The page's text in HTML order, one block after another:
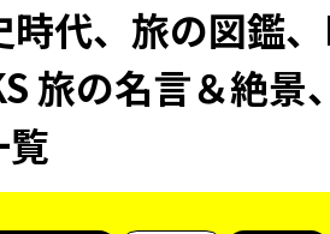
代、旅の図鑑
旅の名言＆絶景